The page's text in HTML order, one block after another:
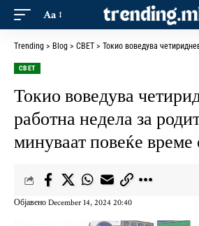
Aa
Trending > Blog > СВЕТ > Токио воведува четиридневна работна недела
СВЕТ
Токио воведува
работна недела за
минуваат повеќе време
Објавено December 14, 2024 20:40